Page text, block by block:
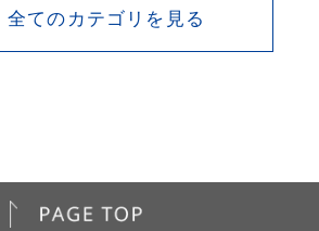
全てのカテゴリを見る